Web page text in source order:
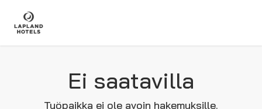
Ei saatavilla
Työpaikka ei ole avoin hakemuksille.